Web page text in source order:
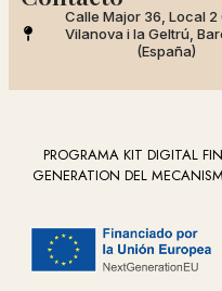
Calle Major 36, Local
Vilanova i la Geltrú,
(España)
PROGRAMA KIT DIGITAL
GENERATION DEL